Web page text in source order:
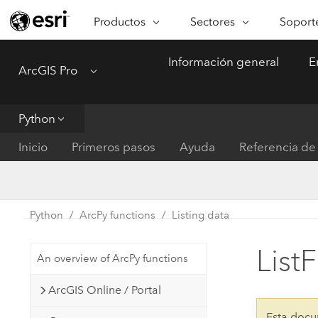
Productos
ARCGIS
Plataforma completa de
ArcGIS Pro
Sistema fundamental para SIG y
Sectores
SECTORES
Conservación
Servicios públicos de
Salud y servicios humanos
Gobierno nacional
ArcGIS Pro Menu
Información general
Python
Inicio
Primeros pasos Ayuda Referencia
Python ArcPy functions Listing data
An overview of ArcPy functions
ArcGIS Online / Portal